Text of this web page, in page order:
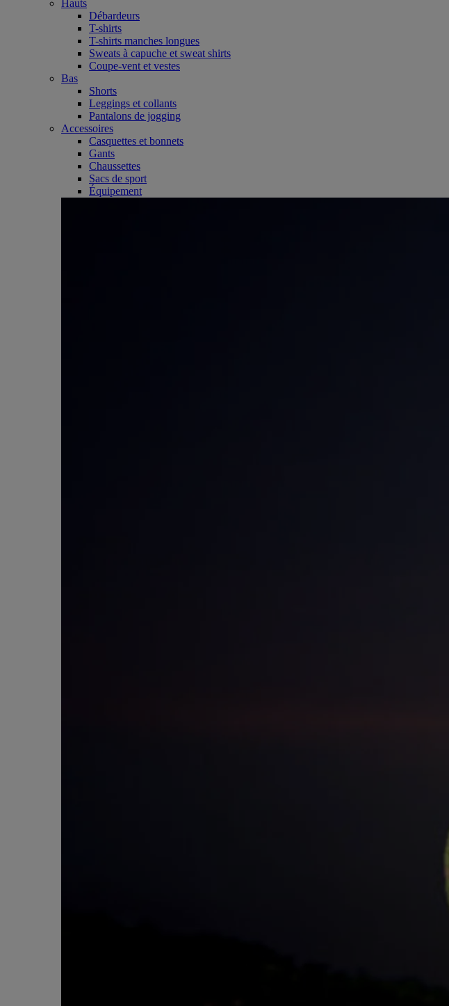
Hauts
Débardeurs
T-shirts
T-shirts manches longues
Sweats à capuche et sweat shirts
Coupe-vent et vestes
Bas
Shorts
Leggings et collants
Pantalons de jogging
Accessoires
Casquettes et bonnets
Gants
Chaussettes
Sacs de sport
Équipement